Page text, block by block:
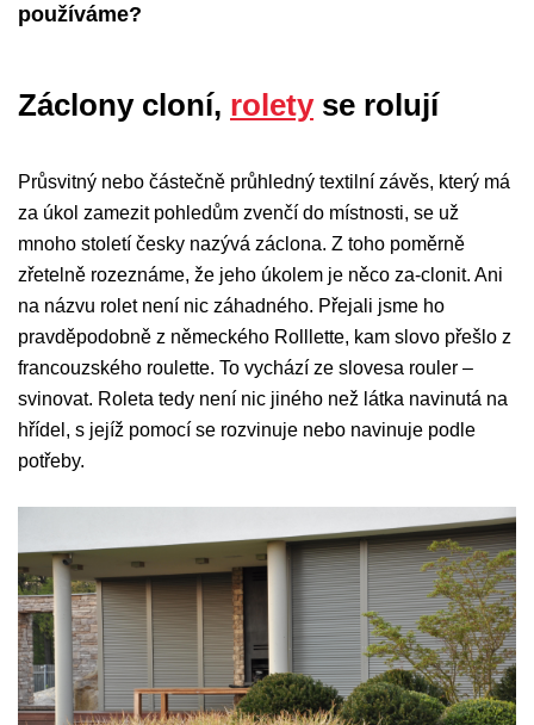
používáme?
Záclony cloní, roletyse rolují
Průsvitný nebo částečně průhledný textilní závěs, který má
za úkol zamezit pohledům zvenčí do místnosti, se už
mnoho století česky nazývá záclona. Z toho poměrně
zřetelně rozeznáme, že jeho úkolem je něco za-clonit. Ani
na názvu rolet není nic záhadného. Přejali jsme ho
pravděpodobně z německého Rolllette, kam slovo přešlo z
francouzského roulette. To vychází ze slovesa rouler –
svinovat. Roleta tedy není nic jiného než látka navinutá na
hřídel, s jejíž pomocí se rozvinuje nebo navinuje podle
potřeby.